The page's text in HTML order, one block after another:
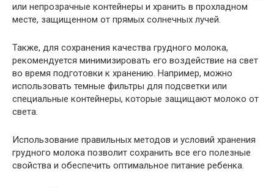
или непрозрачные контейнеры и хранить в прохладном
месте, защищенном от прямых солнечных лучей.
Также, для сохранения качества грудного молока,
рекомендуется минимизировать его воздействие на свет
во время подготовки к хранению. Например, можно
использовать темные фильтры для подсветки или
специальные контейнеры, которые защищают молоко от
света.
Использование правильных методов и условий хранения
грудного молока позволит сохранить все его полезные
свойства и обеспечить оптимальное питание ребенка.